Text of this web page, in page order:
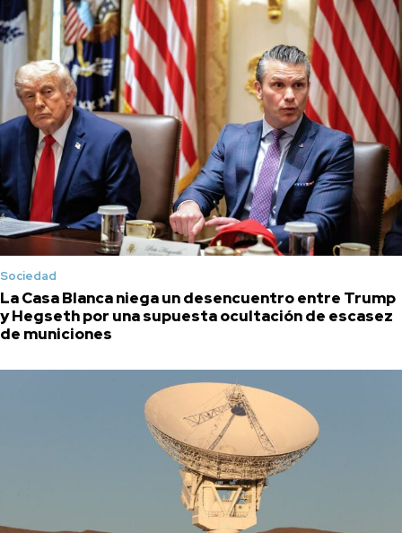
Sociedad
La Casa Blanca niega un desencuentro entre Trump
y Hegseth por una supuesta ocultación de escasez
de municiones